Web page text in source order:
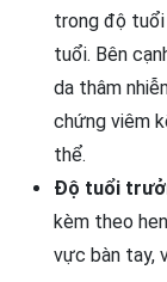
trong độ
tuổi. Bên
da thâm
chứng viêm
thể.
Độ tuổi
kèm theo
vực bàn tay,